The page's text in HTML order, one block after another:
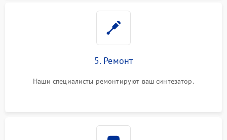
5. Ремонт
Наши специалисты ремонтируют ваш синтезатор.